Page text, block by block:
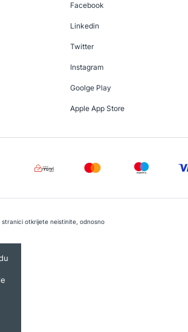
Facebook
Linkedin
Twitter
Instagram
Goolge Play
Apple App Store
otkrijete neistinite, odnosno